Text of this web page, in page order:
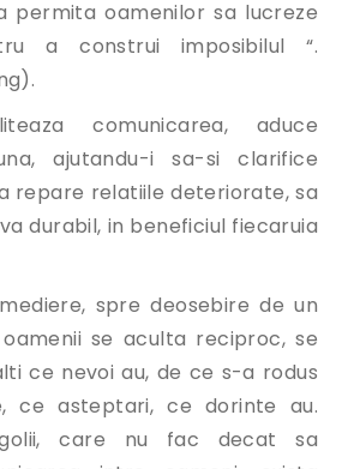
permita oamenilor sa lucreze
a construi imposibilul “.
comunicarea, aduce
ajutandu-i sa-si clarifice
repare relatiile deteriorate, sa
durabil, in beneficiul fiecaruia
spre deosebire de un
se aculta reciproc, se
ce nevoi au, de ce s-a rodus
ce asteptari, ce dorinte au.
care nu fac decat sa